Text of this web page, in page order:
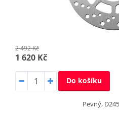
2 492 Kč
1 620 Kč
Do košíku
Pevný,